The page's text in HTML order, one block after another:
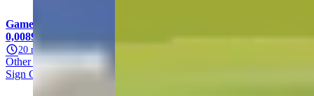
GameNation
0,00891 €
20 min.
Other
Sign Crate